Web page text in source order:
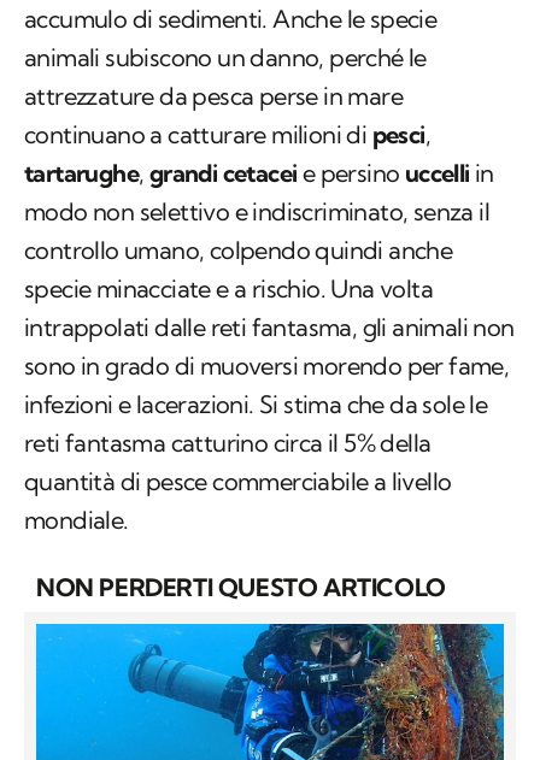
accumulo di sedimenti. Anche le specie
animali subiscono un danno, perché le
attrezzature da pesca perse in mare
continuano a catturare milioni di pesci,
tartarughe, grandi cetacei e persino uccelli in
modo non selettivo e indiscriminato, senza il
controllo umano, colpendo quindi anche
specie minacciate e a rischio. Una volta
intrappolati dalle reti fantasma, gli animali non
sono in grado di muoversi morendo per fame,
infezioni e lacerazioni. Si stima che da sole le
reti fantasma catturino circa il 5% della
quantità di pesce commerciabile a livello
mondiale.
NON PERDERTI QUESTO ARTICOLO